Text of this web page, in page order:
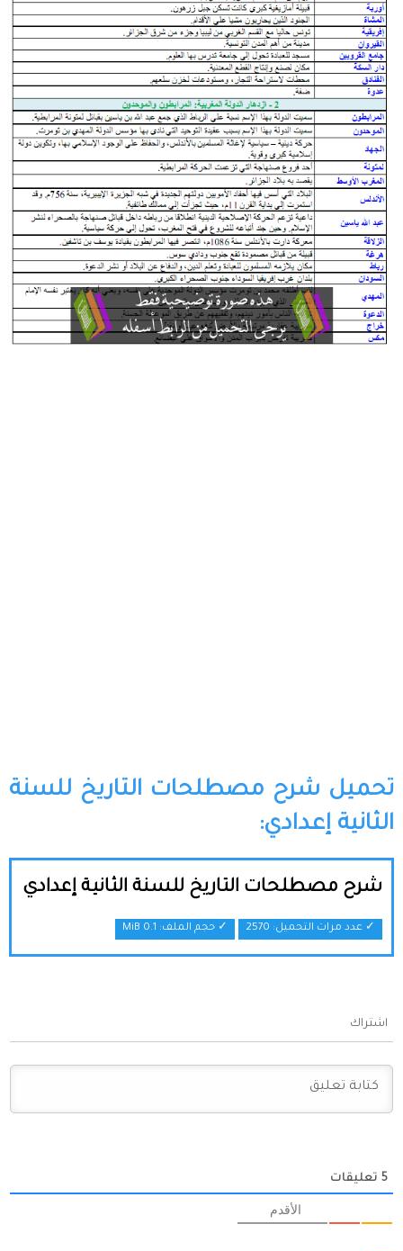
تحميل شرح مصطلحات التاريخ للسنة
الثانية إعدادي:
شرح مصطلحات التاريخ للسنة الثانية إعدادي
✓ عدد مرات التحميل: 2570 ✓ حجم الملف: 0.1 MiB
اشتراك
5 تعليقات
الأقدم